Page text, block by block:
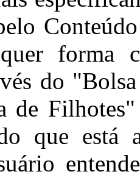
forma
do
de
que está